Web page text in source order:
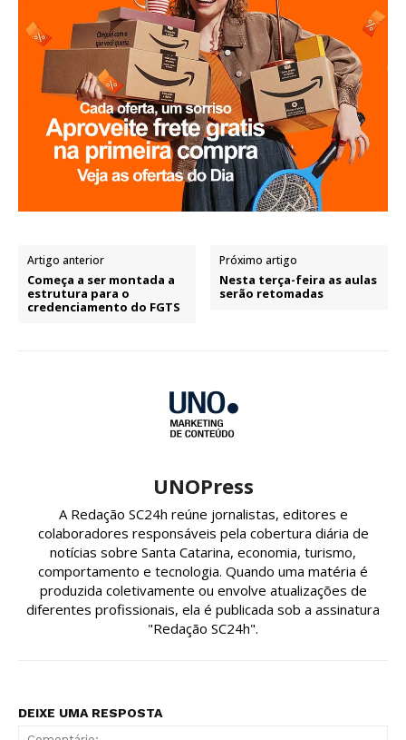
Artigo anterior
Começa a ser montada a
estrutura para o
credenciamento do FGTS
Próximo artigo
Nesta terça-feira as aulas
serão retomadas
UNOPress
A Redação SC24h reúne jornalistas, editores e
colaboradores responsáveis pela cobertura diária de
notícias sobre Santa Catarina, economia, turismo,
comportamento e tecnologia. Quando uma matéria é
produzida coletivamente ou envolve atualizações de
diferentes profissionais, ela é publicada sob a assinatura
"Redação SC24h".
DEIXE UMA RESPOSTA